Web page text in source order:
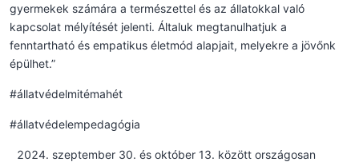
gyermekek számára a természettel és az állatokkal való
kapcsolat mélyítését jelenti. Általuk megtanulhatjuk a
fenntartható és empatikus életmód alapjait, melyekre a jövőnk
épülhet.”
#állatvédelmitémahét
#állatvédelempedagógia
szeptember 30. és október 13. között országosan